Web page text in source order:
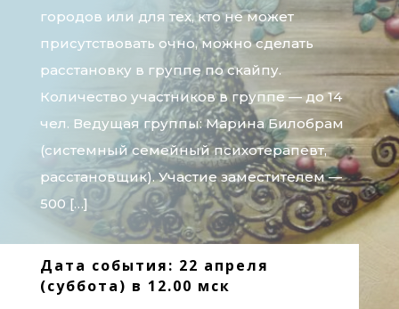
городов или для тех, кто не может
присутствовать очно, можно сделать
расстановку в группе по скайпу.
Количество участников в группе — до 14
чел. Ведущая группы: Марина Билобрам
(системный семейный психотерапевт,
расстановщик). Участие заместителем —
500 […]
Дата события: 22 апреля
(суббота) в 12.00 мск